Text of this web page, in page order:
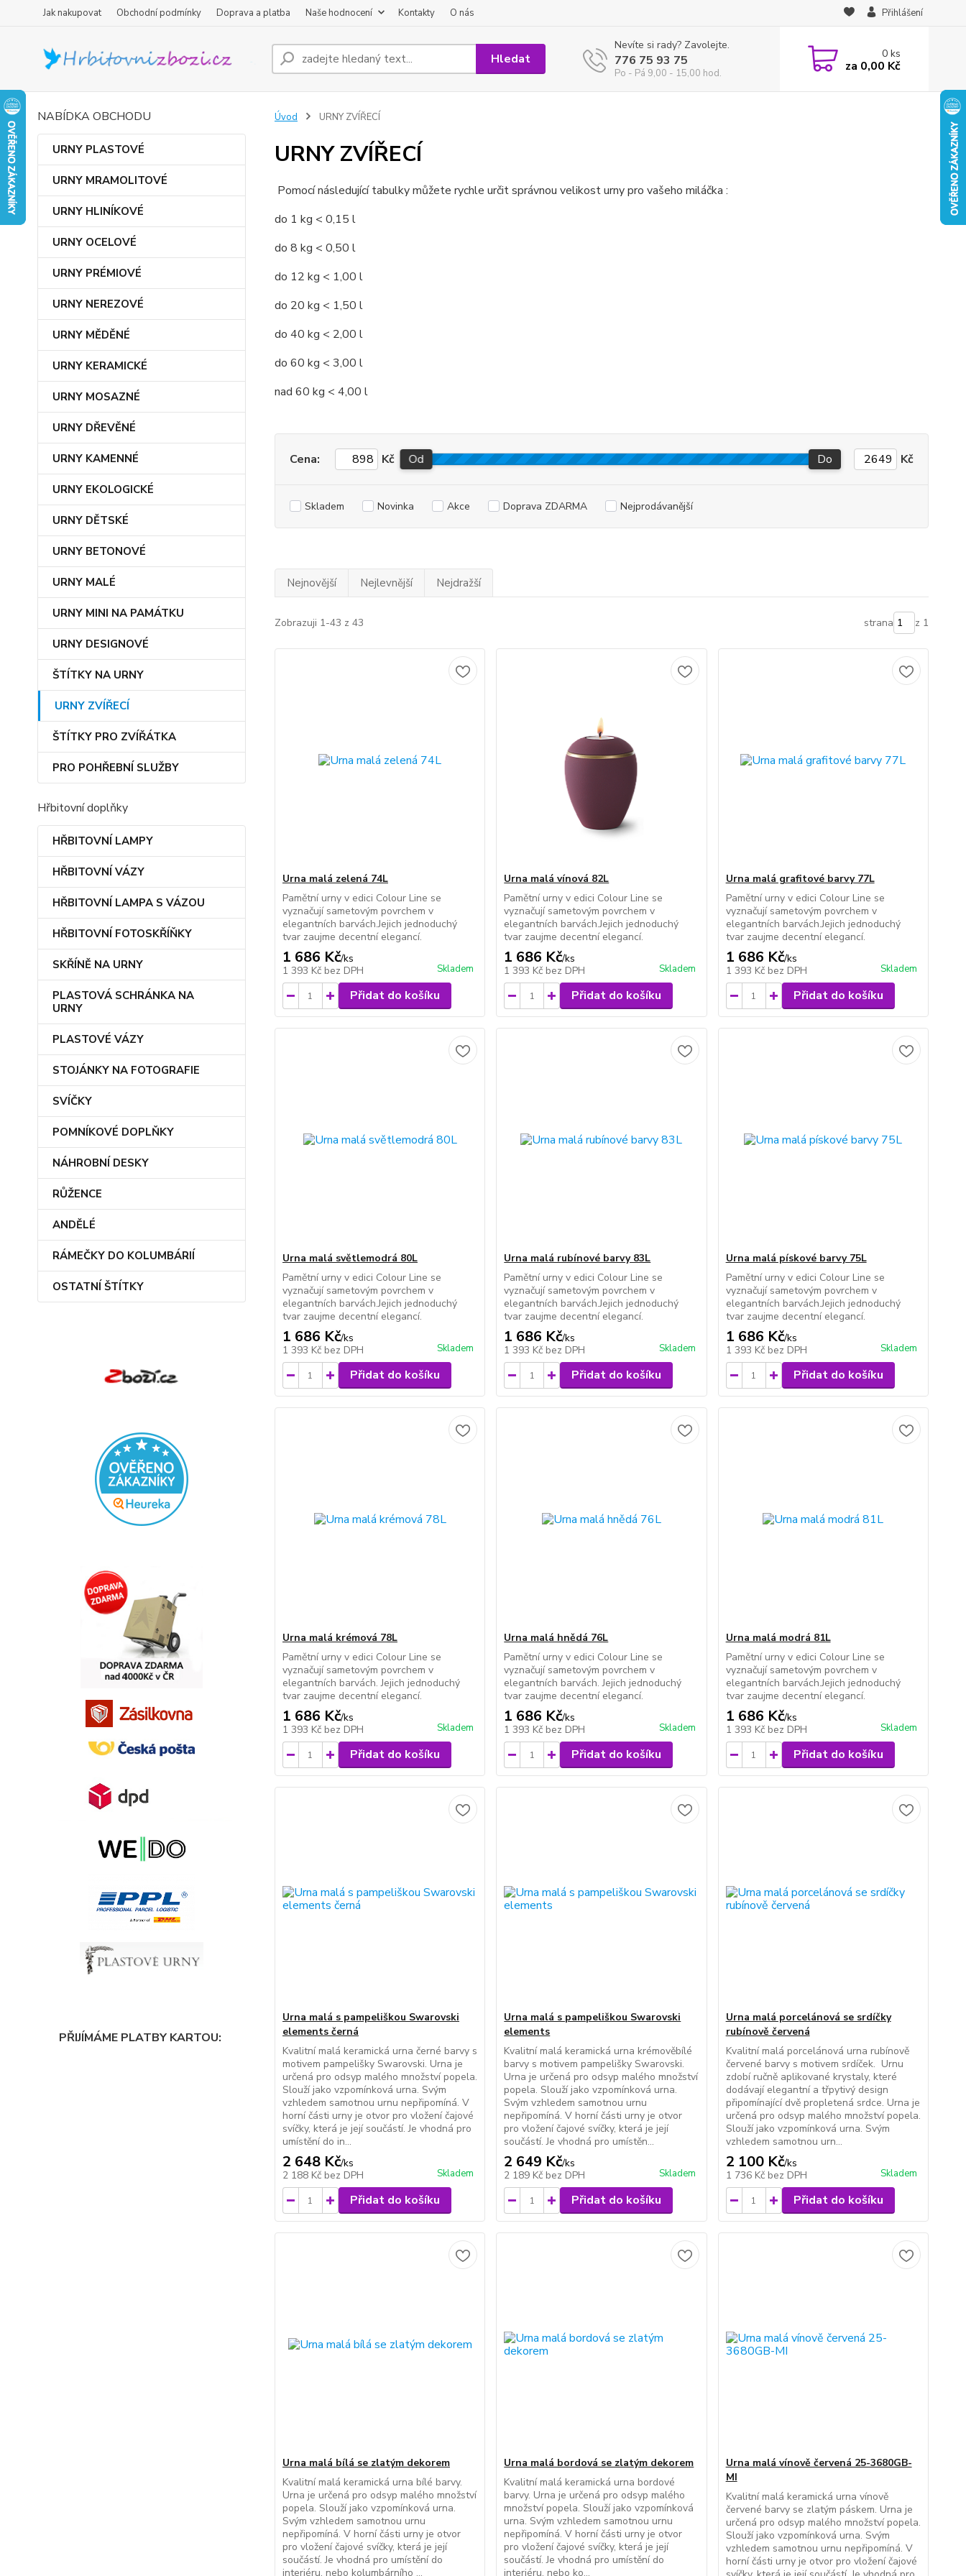
Jak nakupovat Obchodní podmínky Doprava a platba Naše hodnocení Kontakty O nás Přihlášení
Hledat
Nevíte si rady? Zavolejte.
776 75 93 75
Po - Pá 9,00 - 15,00 hod.
0ks
za 0,00 Kč
NABÍDKA OBCHODU
URNY PLASTOVÉ
URNY MRAMOLITOVÉ
URNY HLINÍKOVÉ
URNY OCELOVÉ
URNY PRÉMIOVÉ
URNY NEREZOVÉ
URNY MĚDĚNÉ
URNY KERAMICKÉ
URNY MOSAZNÉ
URNY DŘEVĚNÉ
URNY KAMENNÉ
URNY EKOLOGICKÉ
URNY DĚTSKÉ
URNY BETONOVÉ
URNY MALÉ
URNY MINI NA PAMÁTKU
URNY DESIGNOVÉ
ŠTÍTKY NA URNY
URNY ZVÍŘECÍ
ŠTÍTKY PRO ZVÍŘÁTKA
PRO POHŘEBNÍ SLUŽBY
Hřbitovní doplňky
HŘBITOVNÍ LAMPY
HŘBITOVNÍ VÁZY
HŘBITOVNÍ LAMPA S VÁZOU
HŘBITOVNÍ FOTOSKŘÍŇKY
SKŘÍNĚ NA URNY
PLASTOVÁ SCHRÁNKA NA
URNY
PLASTOVÉ VÁZY
STOJÁNKY NA FOTOGRAFIE
SVÍČKY
POMNÍKOVÉ DOPLŇKY
NÁHROBNÍ DESKY
RŮŽENCE
ANDĚLÉ
RÁMEČKY DO KOLUMBÁRIÍ
OSTATNÍ ŠTÍTKY
PŘIJÍMÁME PLATBY KARTOU:
Úvod URNY ZVÍŘECÍ
URNY ZVÍŘECÍ
Pomocí následující tabulky můžete rychle určit správnou velikost urny pro vašeho miláčka :
do 1 kg < 0,15 l
do 8 kg < 0,50 l
do 12 kg < 1,00 l
do 20 kg < 1,50 l
do 40 kg < 2,00 l
do 60 kg < 3,00 l
nad 60 kg < 4,00 l
Cena: Kč Od Do Kč
Skladem Novinka Akce Doprava ZDARMA Nejprodávanější
Nejnovější Nejlevnější Nejdražší
Zobrazuji 1-43 z 43 strana z 1
Urna malá zelená 74L
Pamětní urny v edici Colour Line se
vyznačují sametovým povrchem v
elegantních barvách.Jejich jednoduchý
tvar zaujme decentní elegancí.
1 686 Kč/ks
1 393 Kč bez DPH Skladem
Přidat do košíku
Urna malá vínová 82L
Pamětní urny v edici Colour Line se
vyznačují sametovým povrchem v
elegantních barvách.Jejich jednoduchý
tvar zaujme decentní elegancí.
1 686 Kč/ks
1 393 Kč bez DPH Skladem
Přidat do košíku
Urna malá grafitové barvy 77L
Pamětní urny v edici Colour Line se
vyznačují sametovým povrchem v
elegantních barvách.Jejich jednoduchý
tvar zaujme decentní elegancí.
1 686 Kč/ks
1 393 Kč bez DPH Skladem
Přidat do košíku
Urna malá světlemodrá 80L
Pamětní urny v edici Colour Line se
vyznačují sametovým povrchem v
elegantních barvách.Jejich jednoduchý
tvar zaujme decentní elegancí.
1 686 Kč/ks
1 393 Kč bez DPH Skladem
Přidat do košíku
Urna malá rubínové barvy 83L
Pamětní urny v edici Colour Line se
vyznačují sametovým povrchem v
elegantních barvách.Jejich jednoduchý
tvar zaujme decentní elegancí.
1 686 Kč/ks
1 393 Kč bez DPH Skladem
Přidat do košíku
Urna malá pískové barvy 75L
Pamětní urny v edici Colour Line se
vyznačují sametovým povrchem v
elegantních barvách.Jejich jednoduchý
tvar zaujme decentní elegancí.
1 686 Kč/ks
1 393 Kč bez DPH Skladem
Přidat do košíku
Urna malá krémová 78L
Pamětní urny v edici Colour Line se
vyznačují sametovým povrchem v
elegantních barvách. Jejich jednoduchý
tvar zaujme decentní elegancí.
1 686 Kč/ks
1 393 Kč bez DPH Skladem
Přidat do košíku
Urna malá hnědá 76L
Pamětní urny v edici Colour Line se
vyznačují sametovým povrchem v
elegantních barvách. Jejich jednoduchý
tvar zaujme decentní elegancí.
1 686 Kč/ks
1 393 Kč bez DPH Skladem
Přidat do košíku
Urna malá modrá 81L
Pamětní urny v edici Colour Line se
vyznačují sametovým povrchem v
elegantních barvách.Jejich jednoduchý
tvar zaujme decentní elegancí.
1 686 Kč/ks
1 393 Kč bez DPH Skladem
Přidat do košíku
Urna malá s pampeliškou Swarovski
elements černá
Kvalitní malá keramická urna černé barvy s
motivem pampelišky Swarovski. Urna je
určená pro odsyp malého množství popela.
Slouží jako vzpomínková urna. Svým
vzhledem samotnou urnu nepřipomíná. V
horní části urny je otvor pro vložení čajové
svíčky, která je její součástí. Je vhodná pro
umístění do in...
2 648 Kč/ks
2 188 Kč bez DPH Skladem
Přidat do košíku
Urna malá s pampeliškou Swarovski
elements
Kvalitní malá keramická urna krémověbílé
barvy s motivem pampelišky Swarovski.
Urna je určená pro odsyp malého množství
popela. Slouží jako vzpomínková urna.
Svým vzhledem samotnou urnu
nepřipomíná. V horní části urny je otvor
pro vložení čajové svíčky, která je její
součástí. Je vhodná pro umístěn...
2 649 Kč/ks
2 189 Kč bez DPH Skladem
Přidat do košíku
Urna malá porcelánová se srdíčky
rubínově červená
Kvalitní malá porcelánová urna rubínově
červené barvy s motivem srdíček. Urnu
zdobí ručně aplikované krystaly, které
dodávají elegantní a třpytivý design
připomínající dvě propletená srdce. Urna je
určená pro odsyp malého množství popela.
Slouží jako vzpomínková urna. Svým
vzhledem samotnou urn...
2 100 Kč/ks
1 736 Kč bez DPH Skladem
Přidat do košíku
Urna malá bílá se zlatým dekorem
Kvalitní malá keramická urna bílé barvy.
Urna je určená pro odsyp malého množství
popela. Slouží jako vzpomínková urna.
Svým vzhledem samotnou urnu
nepřipomíná. V horní části urny je otvor
pro vložení čajové svíčky, která je její
součástí. Je vhodná pro umístění do
interiéru, nebo kolumbárního ...
Urna malá bordová se zlatým dekorem
Kvalitní malá keramická urna bordové
barvy. Urna je určená pro odsyp malého
množství popela. Slouží jako vzpomínková
urna. Svým vzhledem samotnou urnu
nepřipomíná. V horní části urny je otvor
pro vložení čajové svíčky, která je její
součástí. Je vhodná pro umístění do
interiéru, nebo ko...
Urna malá vínově červená 25-3680GB-
MI
Kvalitní malá keramická urna vínově
červené barvy se zlatým páskem. Urna je
určená pro odsyp malého množství popela.
Slouží jako vzpomínková urna. Svým
vzhledem samotnou urnu nepřipomíná. V
horní části urny je otvor pro vložení čajové